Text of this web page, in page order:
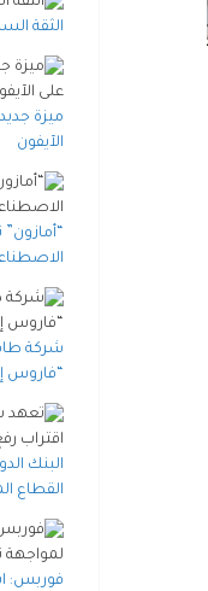
الثقة
الآيفون
شركة
“فاروس
القطاع
فوربس: